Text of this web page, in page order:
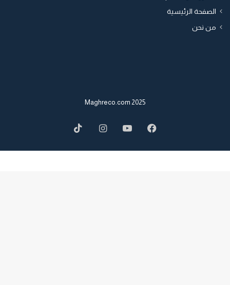
الصفحة الرئيسية
من نحن
2025 Maghreco.com
Facebook
YouTube
Instagram